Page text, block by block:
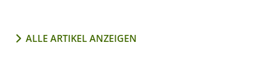
ALLE ARTIKEL ANZEIGEN